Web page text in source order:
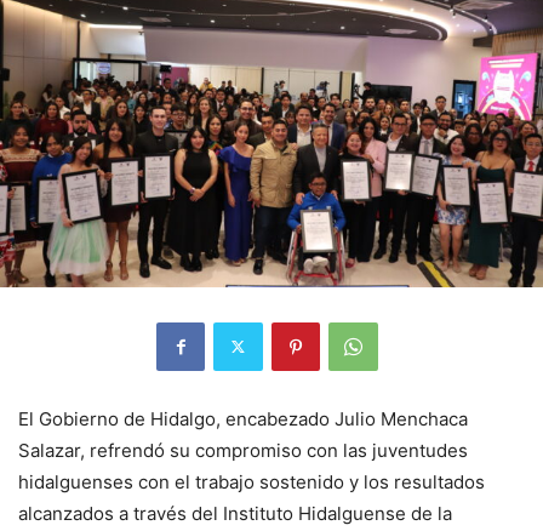
El Gobierno de Hidalgo, encabezado Julio Menchaca
Salazar, refrendó su compromiso con las juventudes
hidalguenses con el trabajo sostenido y los resultados
alcanzados a través del Instituto Hidalguense de la